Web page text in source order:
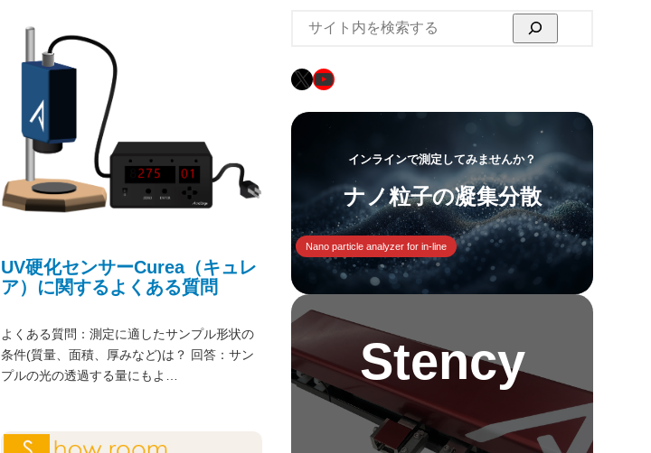
UV硬化センサーCurea（キュレ
ア）に関するよくある質問
よくある質問：測定に適したサンプル形状の
条件(質量、面積、厚みなど)は？ 回答：サン
プルの光の透過する量にもよ…
X YouTube
インラインで測定してみませんか？
ナノ粒子の凝集分散
Nano particle analyzer for in-line
Stency